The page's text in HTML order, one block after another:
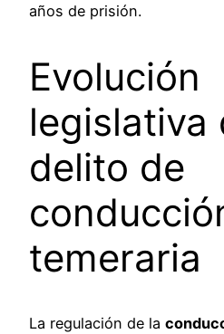
años de prisión.
Evolución
legislativa
delito de
temeraria
La regulación de la